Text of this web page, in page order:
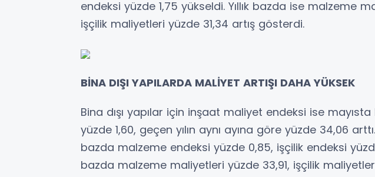
endeksi yüzde 1,75 yükseldi. Yıllık bazda ise malzeme
işçilik maliyetleri yüzde 31,34 artış gösterdi.
BİNA DIŞI YAPILARDA MALİYET ARTIŞI DAHA YÜKSEK
Bina dışı yapılar için inşaat maliyet endeksi ise
yüzde 1,60, geçen yılın aynı ayına göre yüzde 34,06
bazda malzeme endeksi yüzde 0,85, işçilik endeksi
bazda malzeme maliyetleri yüzde 33,91, işçilik